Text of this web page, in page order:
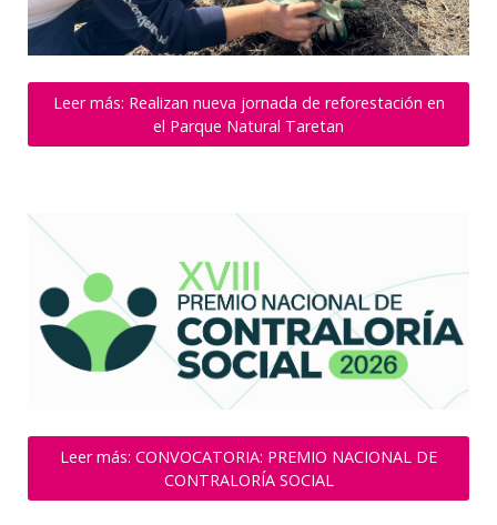
Leer más: Realizan nueva jornada de reforestación en
el Parque Natural Taretan
Leer más: CONVOCATORIA: PREMIO NACIONAL DE
CONTRALORÍA SOCIAL